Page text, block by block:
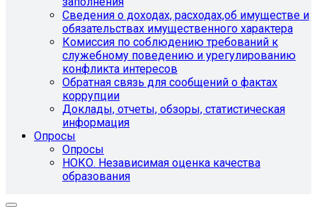
Сведения о доходах, расходах,об имуществе и
обязательствах имущественного характера
Комиссия по соблюдению требований к
служебному поведению и урегулированию
конфликта интересов
Обратная связь для сообщений о фактах
коррупции
Доклады, отчеты, обзоры, статистическая
информация
Опросы
Опросы
НОКО. Независимая оценка качества
образования